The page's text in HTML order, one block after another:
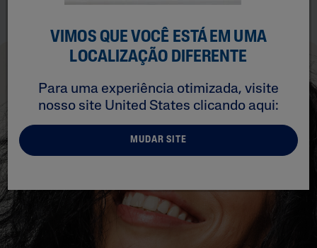
saudável e radiante.
VIMOS QUE VOCÊ ESTÁ EM UMA
LOCALIZAÇÃO DIFERENTE
Para uma experiência otimizada, visite
nosso site United States clicando aqui:
MUDAR SITE